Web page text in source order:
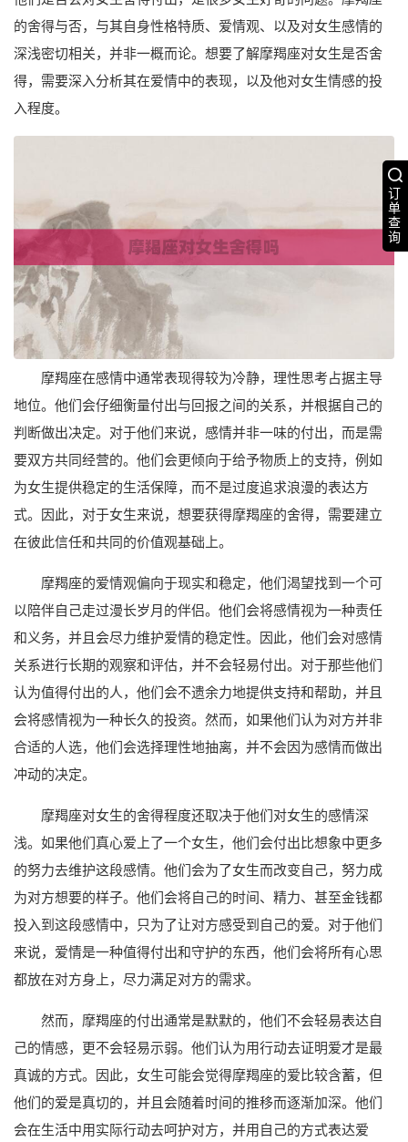
订
单
查
询
的舍得与否，与其自身性格特质、爱情观、以及对女生感情的
深浅密切相关，并非一概而论。想要了解摩羯座对女生是否舍
得，需要深入分析其在爱情中的表现，以及他对女生情感的投
入程度。
摩羯座在感情中通常表现得较为冷静，理性思考占据主导
地位。他们会仔细衡量付出与回报之间的关系，并根据自己的
判断做出决定。对于他们来说，感情并非一味的付出，而是需
要双方共同经营的。他们会更倾向于给予物质上的支持，例如
为女生提供稳定的生活保障，而不是过度追求浪漫的表达方
式。因此，对于女生来说，想要获得摩羯座的舍得，需要建立
在彼此信任和共同的价值观基础上。
摩羯座的爱情观偏向于现实和稳定，他们渴望找到一个可
以陪伴自己走过漫长岁月的伴侣。他们会将感情视为一种责任
和义务，并且会尽力维护爱情的稳定性。因此，他们会对感情
关系进行长期的观察和评估，并不会轻易付出。对于那些他们
认为值得付出的人，他们会不遗余力地提供支持和帮助，并且
会将感情视为一种长久的投资。然而，如果他们认为对方并非
合适的人选，他们会选择理性地抽离，并不会因为感情而做出
冲动的决定。
摩羯座对女生的舍得程度还取决于他们对女生的感情深
浅。如果他们真心爱上了一个女生，他们会付出比想象中更多
的努力去维护这段感情。他们会为了女生而改变自己，努力成
为对方想要的样子。他们会将自己的时间、精力、甚至金钱都
投入到这段感情中，只为了让对方感受到自己的爱。对于他们
来说，爱情是一种值得付出和守护的东西，他们会将所有心思
都放在对方身上，尽力满足对方的需求。
然而，摩羯座的付出通常是默默的，他们不会轻易表达自
己的情感，更不会轻易示弱。他们认为用行动去证明爱才是最
真诚的方式。因此，女生可能会觉得摩羯座的爱比较含蓄，但
他们的爱是真切的，并且会随着时间的推移而逐渐加深。他们
会在生活中用实际行动去呵护对方，并用自己的方式表达爱